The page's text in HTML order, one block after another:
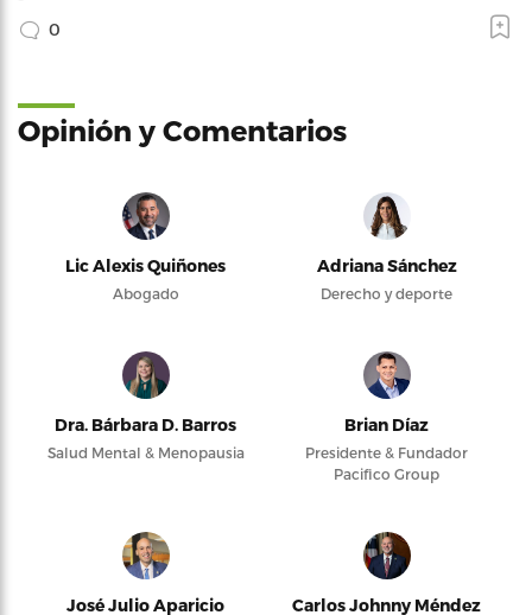
0
Opinión y Comentarios
Lic Alexis Quiñones
Abogado
Adriana Sánchez
Derecho y deporte
Dra. Bárbara D. Barros
Salud Mental & Menopausia
Brian Díaz
Presidente & Fundador
Pacifico Group
José Julio Aparicio Carlos Johnny Méndez